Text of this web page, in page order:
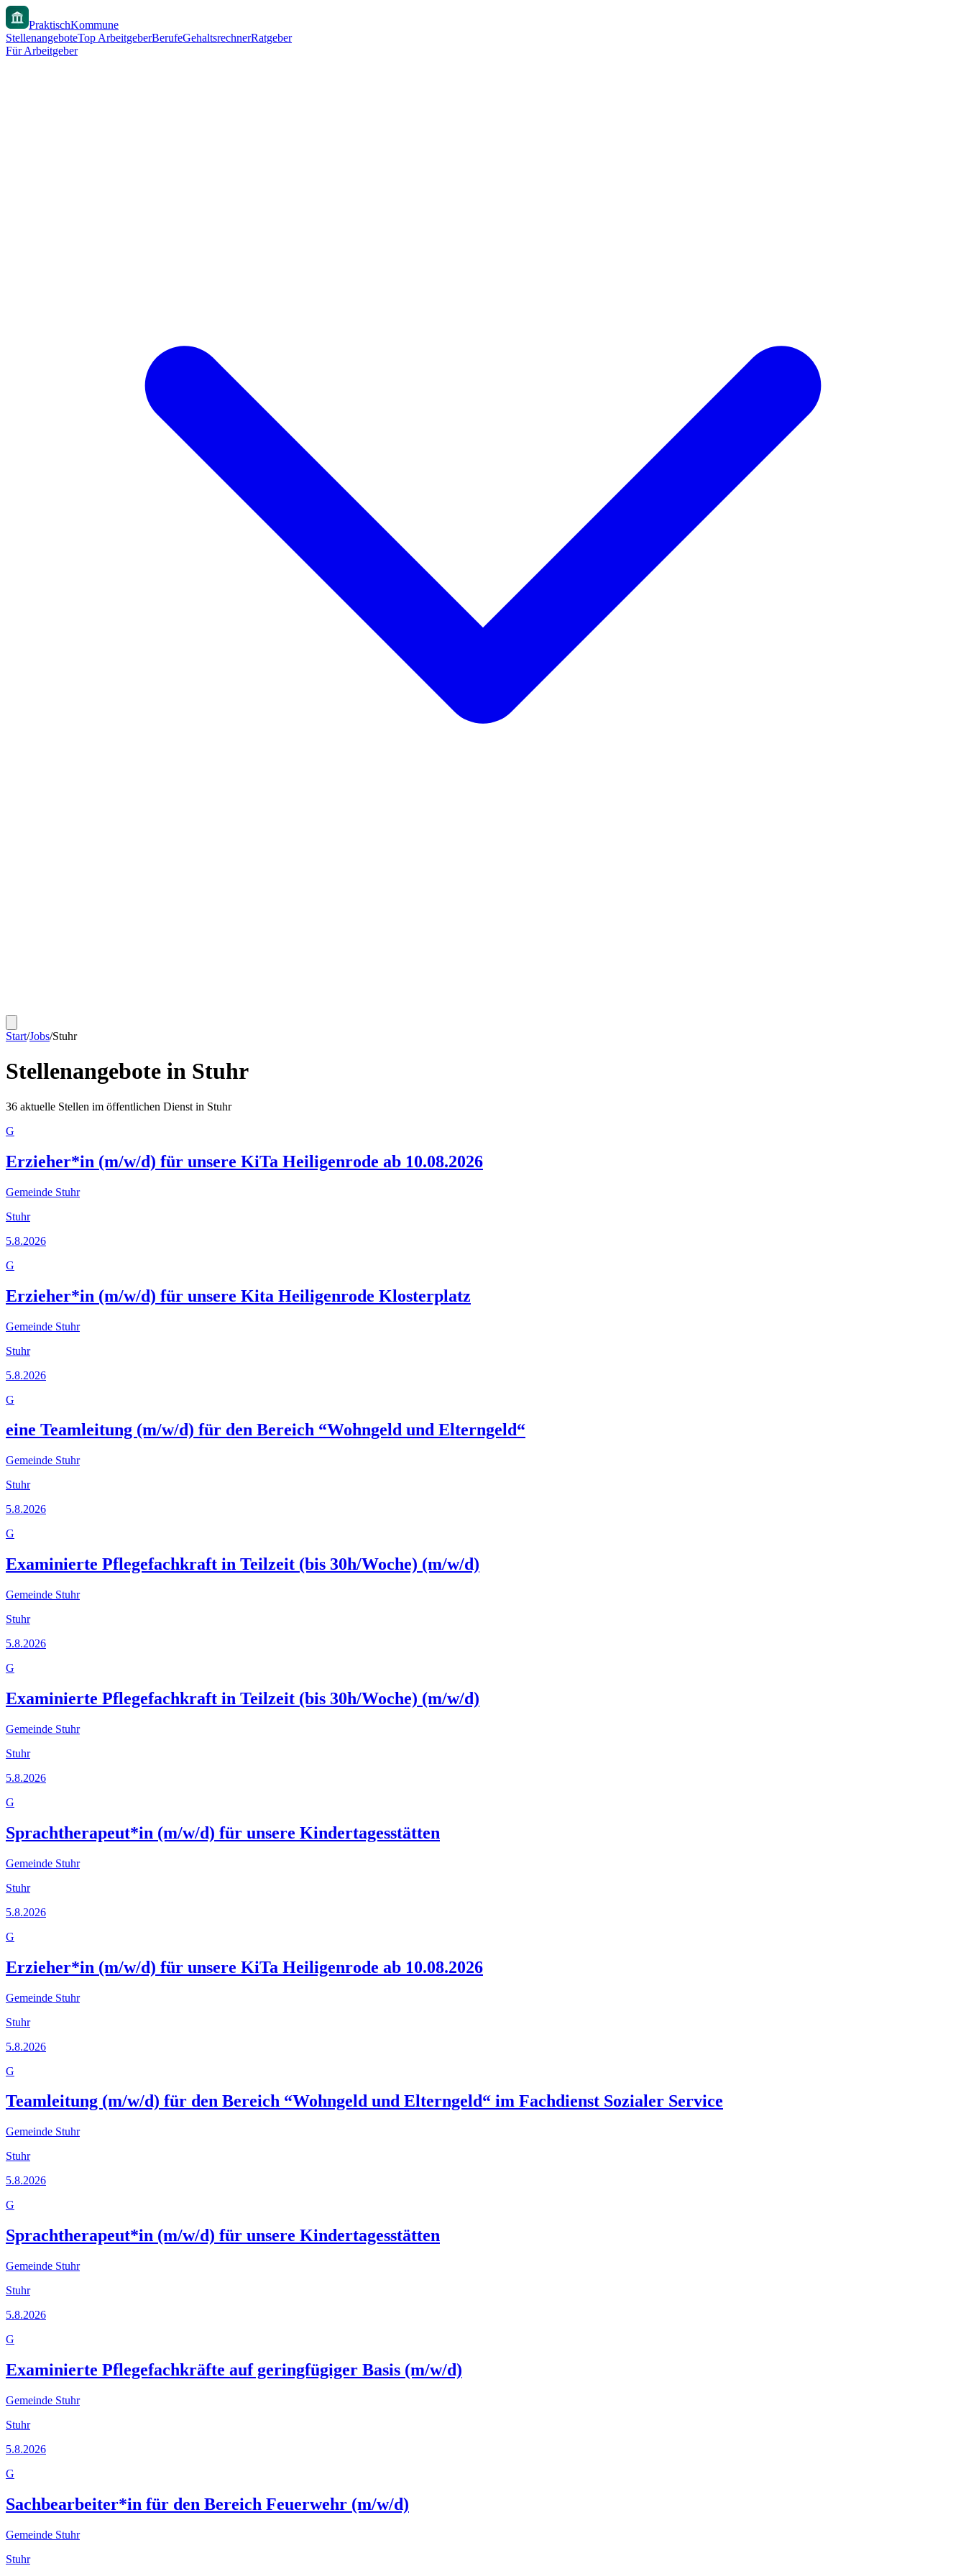
PraktischKommune
StellenangeboteTop ArbeitgeberBerufeGehaltsrechnerRatgeber
Für Arbeitgeber
Start/Jobs/Stuhr
Stellenangebote in Stuhr
36 aktuelle Stellen im öffentlichen Dienst in Stuhr
G
Erzieher*in (m/w/d) für unsere KiTa Heiligenrode ab 10.08.2026
Gemeinde Stuhr
Stuhr
5.8.2026
G
Erzieher*in (m/w/d) für unsere Kita Heiligenrode Klosterplatz
Gemeinde Stuhr
Stuhr
5.8.2026
G
eine Teamleitung (m/w/d) für den Bereich “Wohngeld und Elterngeld“
Gemeinde Stuhr
Stuhr
5.8.2026
G
Examinierte Pflegefachkraft in Teilzeit (bis 30h/Woche) (m/w/d)
Gemeinde Stuhr
Stuhr
5.8.2026
G
Examinierte Pflegefachkraft in Teilzeit (bis 30h/Woche) (m/w/d)
Gemeinde Stuhr
Stuhr
5.8.2026
G
Sprachtherapeut*in (m/w/d) für unsere Kindertagesstätten
Gemeinde Stuhr
Stuhr
5.8.2026
G
Erzieher*in (m/w/d) für unsere KiTa Heiligenrode ab 10.08.2026
Gemeinde Stuhr
Stuhr
5.8.2026
G
Teamleitung (m/w/d) für den Bereich “Wohngeld und Elterngeld“ im Fachdienst Sozialer Service
Gemeinde Stuhr
Stuhr
5.8.2026
G
Sprachtherapeut*in (m/w/d) für unsere Kindertagesstätten
Gemeinde Stuhr
Stuhr
5.8.2026
G
Examinierte Pflegefachkräfte auf geringfügiger Basis (m/w/d)
Gemeinde Stuhr
Stuhr
5.8.2026
G
Sachbearbeiter*in für den Bereich Feuerwehr (m/w/d)
Gemeinde Stuhr
Stuhr